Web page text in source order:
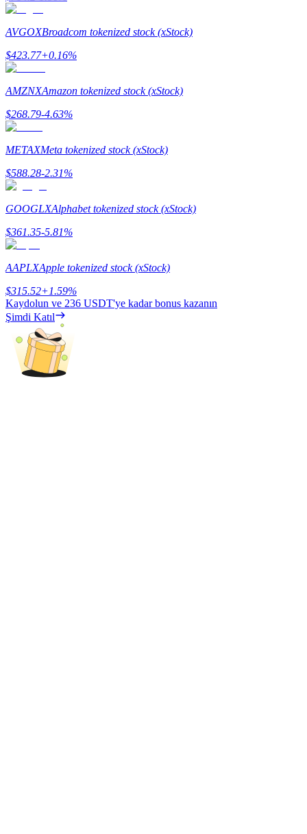
Otomatik Yatırım
Uzun vadeli kâr ve esnek çıkarlar elde edin
Stake Etmeyi Öğrenin
Pasif gelir kazanma hakkında bilgi edinin
Bitrue
AI
AVGOXBroadcom tokenized stock (xStock)
$423.77+0.16%
AMZNXAmazon tokenized stock (xStock)
$268.79-4.63%
METAXMeta tokenized stock (xStock)
$588.28-2.31%
GOOGLXAlphabet tokenized stock (xStock)
$361.35-5.81%
AAPLXApple tokenized stock (xStock)
$315.52+1.59%
Kaydolun ve 236 USDT'ye kadar bonus kazanın
Şimdi Katıl